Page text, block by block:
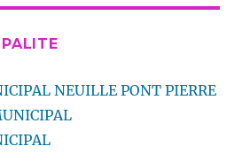
NEUILLE PONT PIERRE